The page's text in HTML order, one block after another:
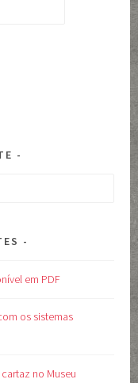
em PDF
os sistemas
no Museu